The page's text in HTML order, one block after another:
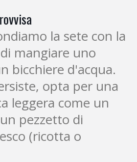
la sete con la
mangiare uno
bicchiere d'acqua.
opta per una
leggera come un
pezzetto di
(ricotta o